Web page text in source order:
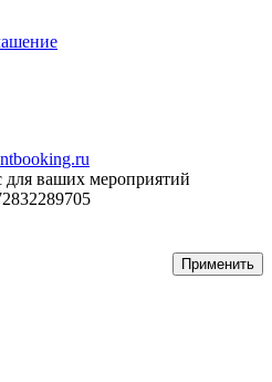
для ваших мероприятий
Применить